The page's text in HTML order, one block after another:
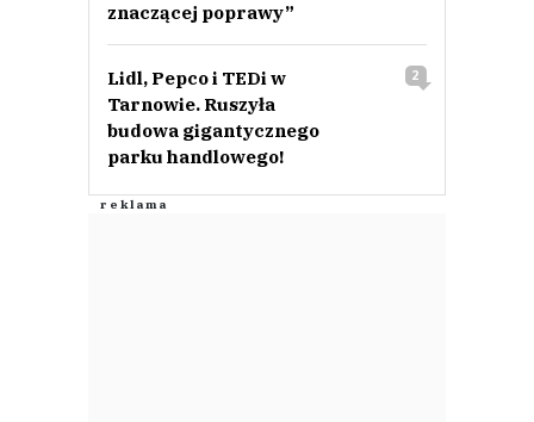
znaczącej poprawy”
Lidl, Pepco i TEDi w
Tarnowie. Ruszyła
budowa gigantycznego
parku handlowego!
2